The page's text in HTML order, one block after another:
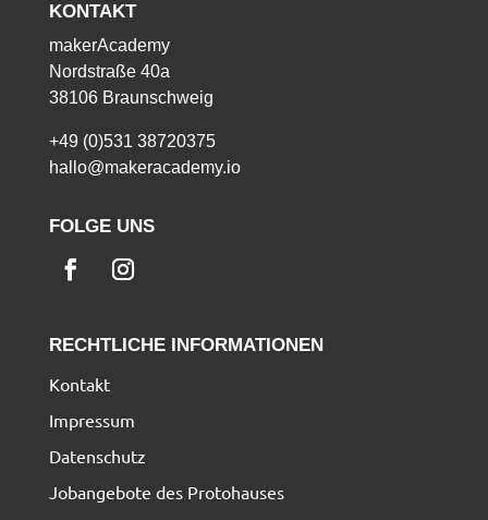
KONTAKT
makerAcademy
Nordstraße 40a
38106 Braunschweig
+49 (0)531 38720375
hallo@makeracademy.io
FOLGE UNS
RECHTLICHE INFORMATIONEN
Kontakt
Impressum
Datenschutz
Jobangebote des Protohauses